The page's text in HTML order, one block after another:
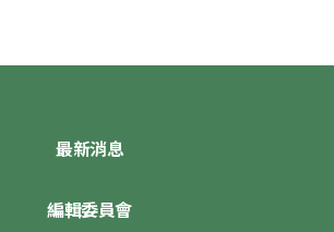
最新消息
編輯委員會